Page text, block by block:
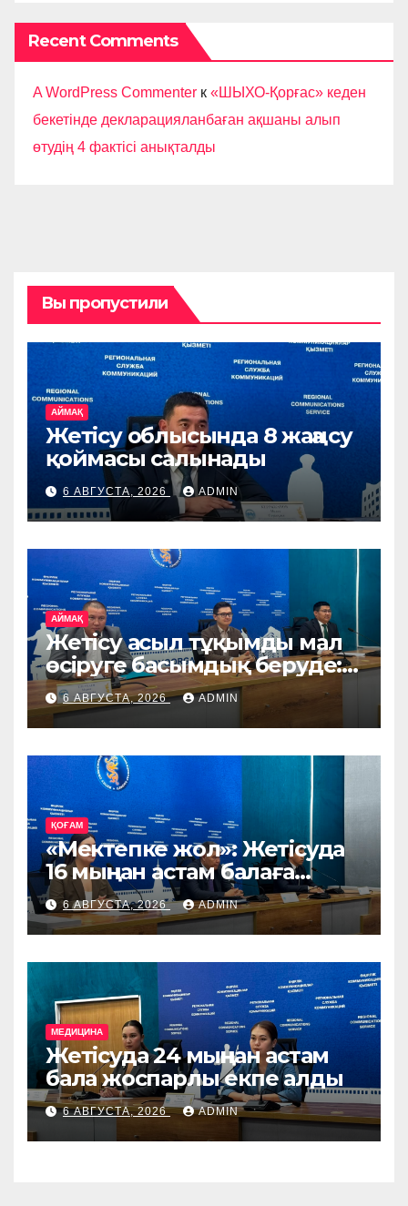
Recent Comments
A WordPress Commenter к «ШЫХО-Қорғас» кеден
бекетінде декларацияланбаған ақшаны алып
өтудің 4 фактісі анықталды
Вы пропустили
АЙМАҚ
Жетісу облысында 8 жаңа су
қоймасы салынады
6 АВГУСТА, 2026 ADMIN
АЙМАҚ
Жетісу асыл тұқымды мал
өсіруге басымдық беруде:
өңірге Ирландия, Дания
және Германиядан асыл
тұқымды жануарлар
жеткізіледі
6 АВГУСТА, 2026 ADMIN
ҚОҒАМ
«Мектепке жол»: Жетісуда
16 мыңнан астам балаға
көмек көрсетіледі
6 АВГУСТА, 2026 ADMIN
МЕДИЦИНА
Жетісуда 24 мыңнан астам
бала жоспарлы екпе алды
6 АВГУСТА, 2026 ADMIN